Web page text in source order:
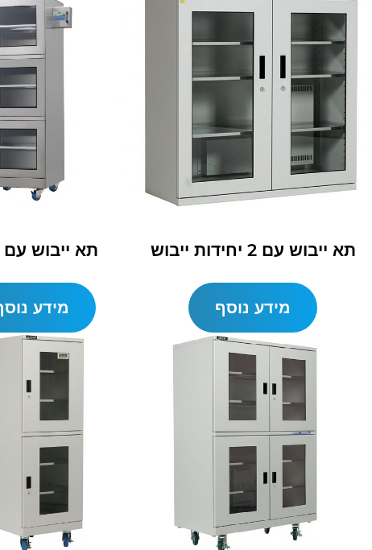
תא ייבוש עם
מידע
תא ייבוש עם 2 יחידות ייבוש
מידע נוסף